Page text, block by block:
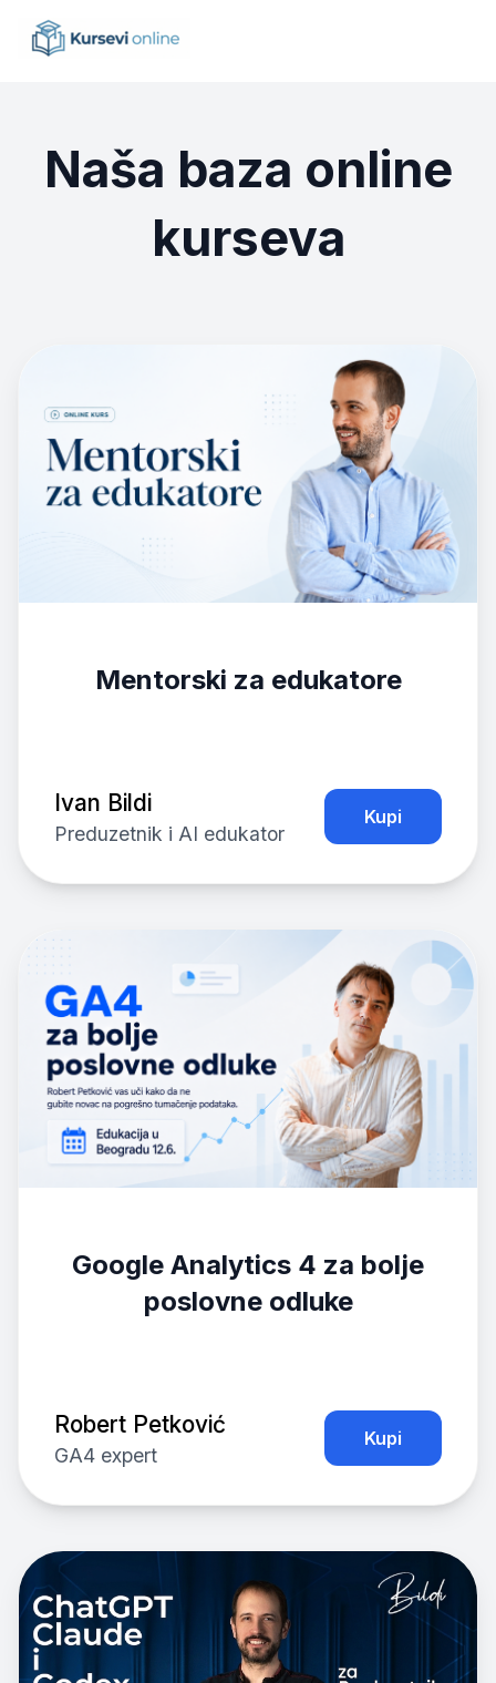
Naša baza online
kurseva
Mentorski za edukatore
Ivan Bildi
Preduzetnik i AI edukator
Kupi
Google Analytics 4 za bolje
poslovne odluke
Robert Petković
GA4 expert
Kupi